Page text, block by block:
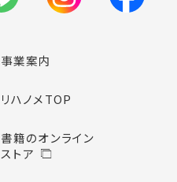
事業案内
リハノメTOP
書籍のオンライン
ストア